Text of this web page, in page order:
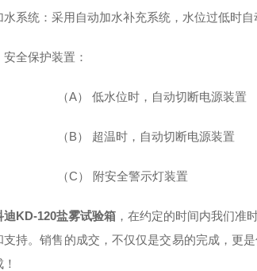
水系统：采用自动加水补充系统，水位过低时自
全保护装置：
（A） 低水位时，自动切断电源装置
（B） 超温时，自动切断电源装置
（C） 附安全警示灯装置
迪KD-120盐雾试验箱，在约定的时间内我们准
支持。销售的成交，不仅仅是交易的完成，更